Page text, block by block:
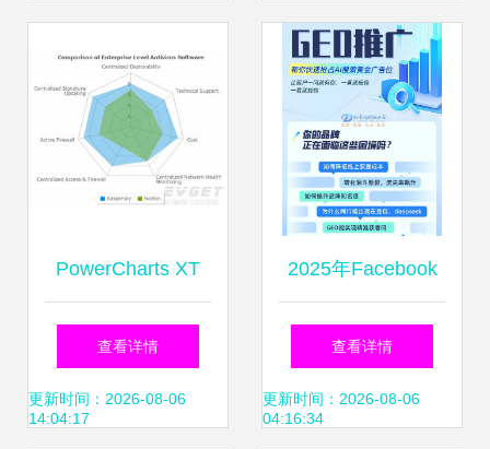
标尺
PowerCharts XT
专业领域高级图表
控件全面指南
查看详情
更新时间：2026-08-06
14:04:17
2025年Facebook
营销服务商竞争力
分析与尚帝传媒专
查看详情
更新时间：2026-08-06
04:16:34